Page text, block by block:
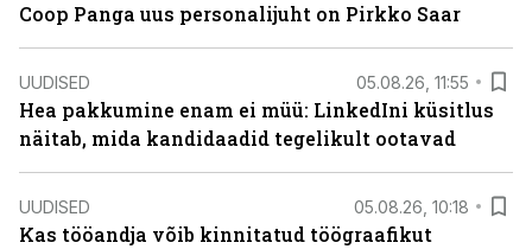
Coop Panga uus personalijuht on Pirkko Saar
UUDISED 05.08.26, 11:55
Hea pakkumine enam ei müü: LinkedIni küsitlus
näitab, mida kandidaadid tegelikult ootavad
UUDISED 05.08.26, 10:18
Kas tööandja võib kinnitatud töögraafikut